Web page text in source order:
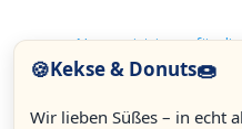
Neu registrieren für
🍪Kekse & Donuts🍩
Wir lieben Süßes – in echt